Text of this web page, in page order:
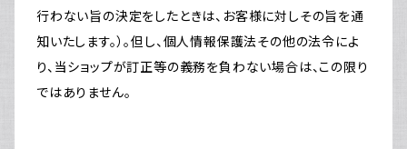
行わない旨の決定をしたときは、お客様に対しその旨を通
知いたします。）。但し、個人情報保護法その他の法令によ
り、当ショップが訂正等の義務を負わない場合は、この限り
ではありません。